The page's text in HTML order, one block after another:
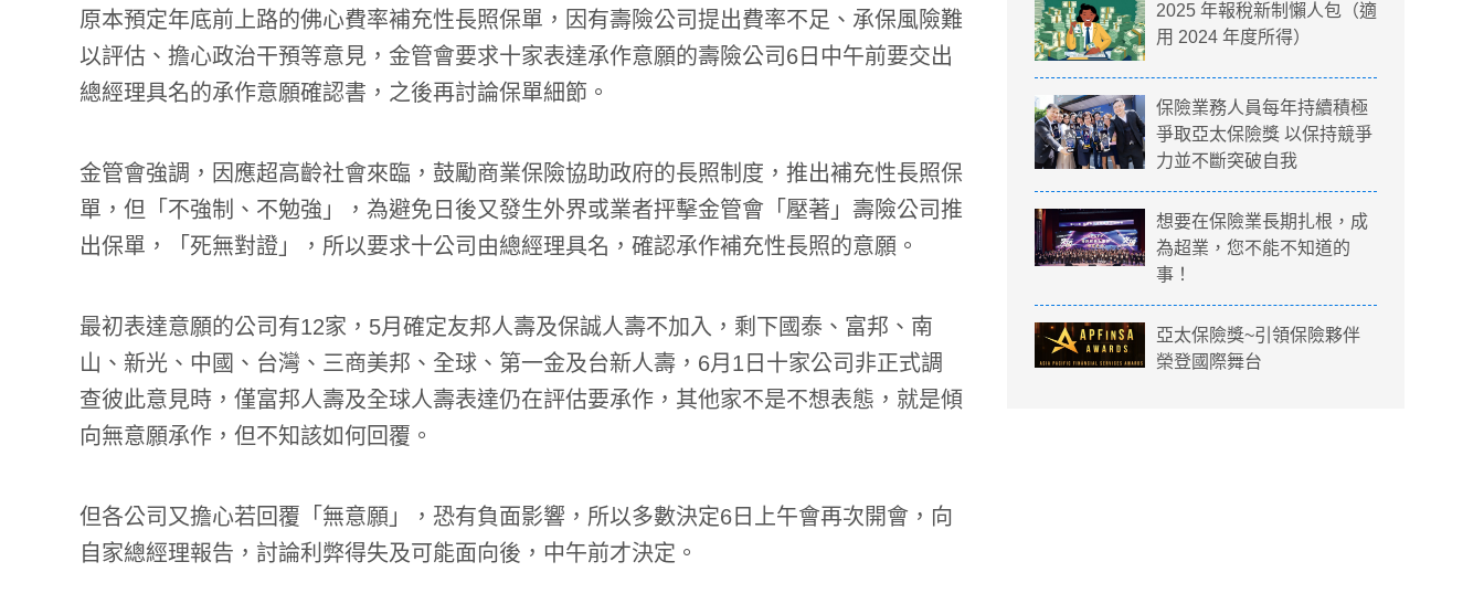
原本預定年底前上路的佛心費率補充性長照保單，因有壽險公司提出費率不足、承保風險難
以評估、擔心政治干預等意見，金管會要求十家表達承作意願的壽險公司6日中午前要交出
總經理具名的承作意願確認書，之後再討論保單細節。
金管會強調，因應超高齡社會來臨，鼓勵商業保險協助政府的長照制度，推出補充性長照保
單，但「不強制、不勉強」，為避免日後又發生外界或業者抨擊金管會「壓著」壽險公司推
出保單，「死無對證」，所以要求十公司由總經理具名，確認承作補充性長照的意願。
最初表達意願的公司有12家，5月確定友邦人壽及保誠人壽不加入，剩下國泰、富邦、南
山、新光、中國、台灣、三商美邦、全球、第一金及台新人壽，6月1日十家公司非正式調
查彼此意見時，僅富邦人壽及全球人壽表達仍在評估要承作，其他家不是不想表態，就是傾
向無意願承作，但不知該如何回覆。
但各公司又擔心若回覆「無意願」，恐有負面影響，所以多數決定6日上午會再次開會，向
自家總經理報告，討論利弊得失及可能面向後，中午前才決定。
2025 年報稅新制懶人包（適
用 2024 年度所得）
保險業務人員每年持續積極
爭取亞太保險獎 以保持競爭
力並不斷突破自我
想要在保險業長期扎根，成
為超業，您不能不知道的
事！
亞太保險獎~引領保險夥伴
榮登國際舞台